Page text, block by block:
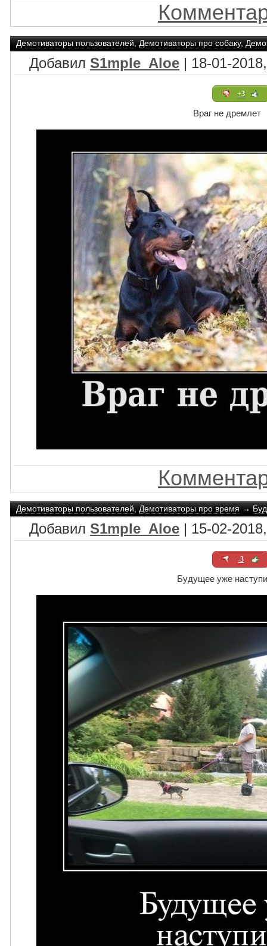
Демотиваторы пользователей,Демотиваторы про собаку,
Добавил S1mple_Aloe | 18-01-
+3
Враг не дремлет
Демотиваторы пользователей,Демотиваторы про время→
Добавил S1mple_Aloe | 15-02-
-3
Будущее уже